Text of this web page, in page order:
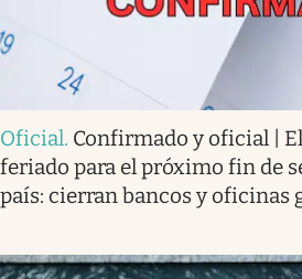
Oficial. Confirmado y oficial |
feriado para el próximo fin de
país: cierran bancos y oficinas